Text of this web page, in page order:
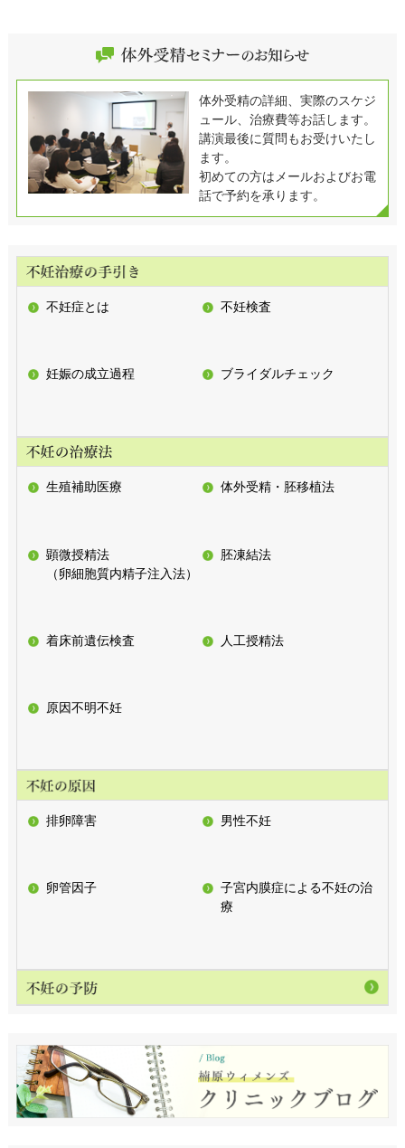
体外受精の詳細、実際のスケジ
ュール、治療費等お話します。
講演最後に質問もお受けいたし
ます。
初めての方はメールおよびお電
話で予約を承ります。
不妊症とは 不妊検査
妊娠の成立過程 ブライダルチェック
生殖補助医療 体外受精・胚移植法
顕微授精法
（卵細胞質内精子注入法）
胚凍結法
着床前遺伝検査 人工授精法
原因不明不妊
排卵障害 男性不妊
卵管因子
子宮内膜症による不妊の治
療